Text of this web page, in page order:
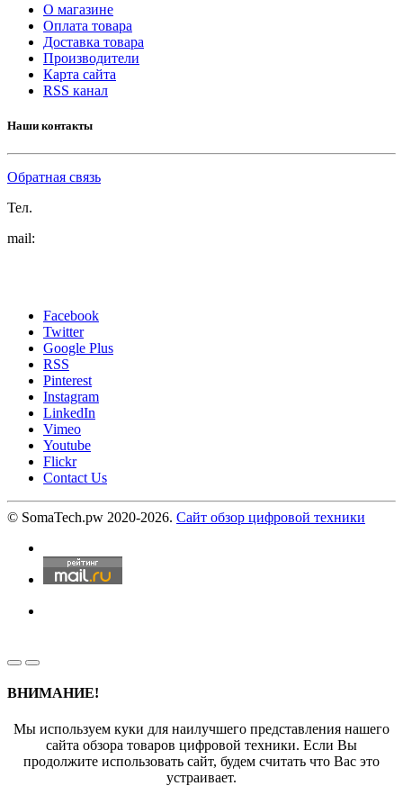
О магазине
Оплата товара
Доставка товара
Производители
Карта сайта
RSS канал
Наши контакты
Обратная связь
Тел.
mail:
Facebook
Twitter
Google Plus
RSS
Pinterest
Instagram
LinkedIn
Vimeo
Youtube
Flickr
Contact Us
© SomaTech.pw 2020-2026. Сайт обзор цифровой техники
ВНИМАНИЕ!
Мы используем куки для наилучшего представления нашего
сайта обзора товаров цифровой техники. Если Вы
продолжите использовать сайт, будем считать что Вас это
устраивает.